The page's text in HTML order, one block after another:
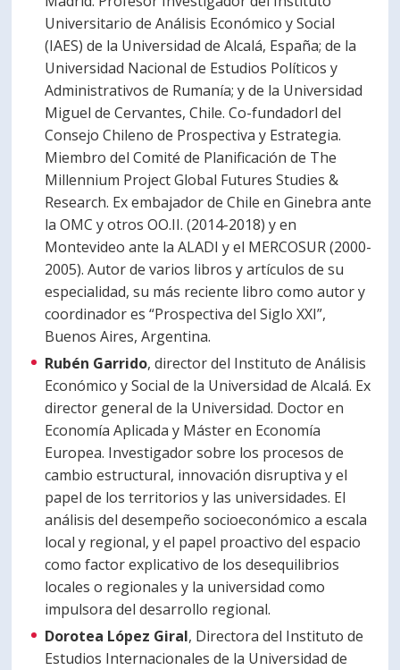
Universitario de Análisis Económico y Social
(IAES) de la Universidad de Alcalá, España; de la
Universidad Nacional de Estudios Políticos y
Administrativos de Rumanía; y de la Universidad
Miguel de Cervantes, Chile. Co-fundadorl del
Consejo Chileno de Prospectiva y Estrategia.
Miembro del Comité de Planificación de The
Millennium Project Global Futures Studies &
Research. Ex embajador de Chile en Ginebra ante
la OMC y otros OO.II. (2014-2018) y en
Montevideo ante la ALADI y el MERCOSUR (2000-
2005). Autor de varios libros y artículos de su
especialidad, su más reciente libro como autor y
coordinador es “Prospectiva del Siglo XXI”,
Buenos Aires, Argentina.
Rubén Garrido, director del Instituto de Análisis
Económico y Social de la Universidad de Alcalá. Ex
director general de la Universidad. Doctor en
Economía Aplicada y Máster en Economía
Europea. Investigador sobre los procesos de
cambio estructural, innovación disruptiva y el
papel de los territorios y las universidades. El
análisis del desempeño socioeconómico a escala
local y regional, y el papel proactivo del espacio
como factor explicativo de los desequilibrios
locales o regionales y la universidad como
impulsora del desarrollo regional.
Dorotea López Giral, Directora del Instituto de
Estudios Internacionales de la Universidad de